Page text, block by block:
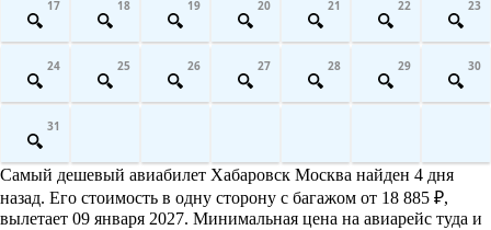
17 18 19 20 21 22 23
24 25 26 27 28 29 30
31
Самый дешевый авиабилет Хабаровск Москва найден 4 дня
назад. Его стоимость в одну сторону с багажом от 18 885 ₽,
вылетает 09 января 2027. Минимальная цена на авиарейс туда и